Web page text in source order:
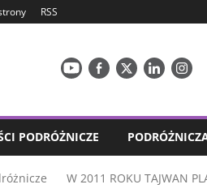
RSS
PODRÓŻNICZE
W 2011 ROKU TAJWAN